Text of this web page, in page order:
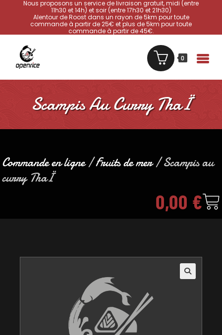
Nous proposons un service de livraison gratuit, midi (entre
11h30 et 14h) et soir (entre 17h30 et 21h30)
Alentour de Roost dans un rayon de 5km pour toute
commande à partir de 25€ et plus de 5km pour toute
commande à partir de 45€.
0
Scampis Au Curry ThaÏ
Commande en ligne/Fruits de mer/ Scampis au
curry ThaÏ
0,00 €